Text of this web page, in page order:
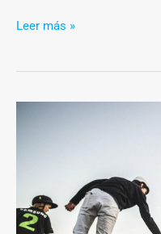
Leer más »
variante
para